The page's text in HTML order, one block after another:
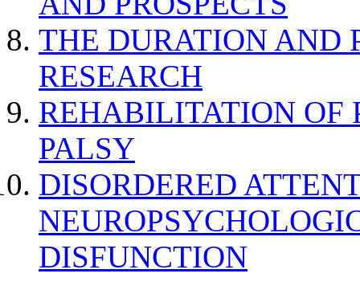
THE DURATION AND
RESEARCH
REHABILITATION OF
PALSY
DISORDERED
DISFUNCTION